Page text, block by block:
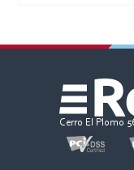
Cerro El Plomo